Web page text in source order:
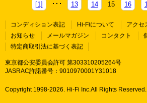
[1] 13 14 15 16
コンディション表記 Hi-Fiについて アクセ
お知らせ
メールマガジン コンタクト
特定商取引法に基づく表記
東京都公安委員会許可 第303310205264号
JASRAC許諾番号：9010970001Y31018
Copyright 1998-2026. Hi-Fi Inc.All Rights Reserved.